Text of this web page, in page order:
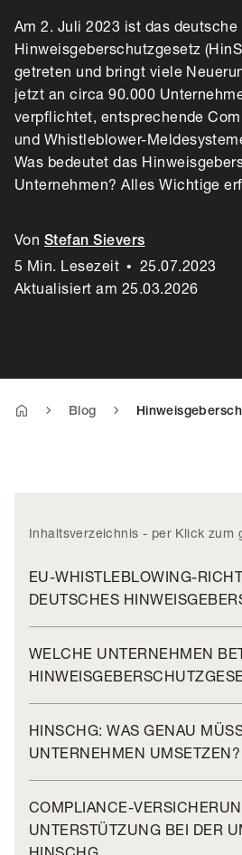
Am 2. Juli 2023 ist das deutsche
Hinweisgeberschutzgesetz
getreten und bringt viele
jetzt an circa 90.000
verpflichtet, entsprechende
und Whistleblower-
Was bedeutet das
Unternehmen? Alles Wichtige
Von Stefan Sievers
5 Min. Lesezeit • 25.07.2023
Aktualisiert am 25.03.2026
Blog
Inhaltsverzeichnis - per Klick zum
EU-WHISTLEBLOWING-
DEUTSCHES
WELCHE UNTERNEHMEN
HINSCHG: WAS GENAU
UNTERNEHMEN UMSETZEN?
COMPLIANCE-
UNTERSTÜTZUNG BEI DER